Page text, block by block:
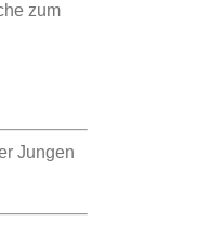
zum
Jungen